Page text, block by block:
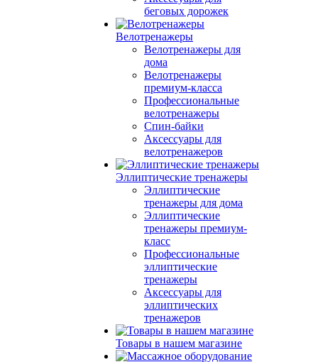
беговых дорожек
Велотренажеры
Велотренажеры для
дома
Велотренажеры
премиум-класса
Профессиональные
велотренажеры
Спин-байки
Аксессуары для
велотренажеров
Эллиптические тренажеры
Эллиптические
тренажеры для дома
Эллиптические
тренажеры премиум-
класс
Профессиональные
эллиптические
тренажеры
Аксессуары для
эллиптических
тренажеров
Товары в нашем магазине